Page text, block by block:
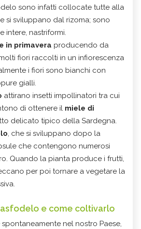
sono infatti collocate tutte alla
si sviluppano dal rizoma; sono
intere, nastriformi.
in primavera producendo da
fiori raccolti in un infiorescenza
i fiori sono bianchi con
gialli.
attirano insetti impollinatori tra cui
di ottenere il miele di
delicato tipico della Sardegna.
, che si sviluppano dopo la
che contengono numerosi
Quando la pianta produce i frutti,
per poi tornare a vegetare la
e come coltivarlo
spontaneamente nel nostro Paese,